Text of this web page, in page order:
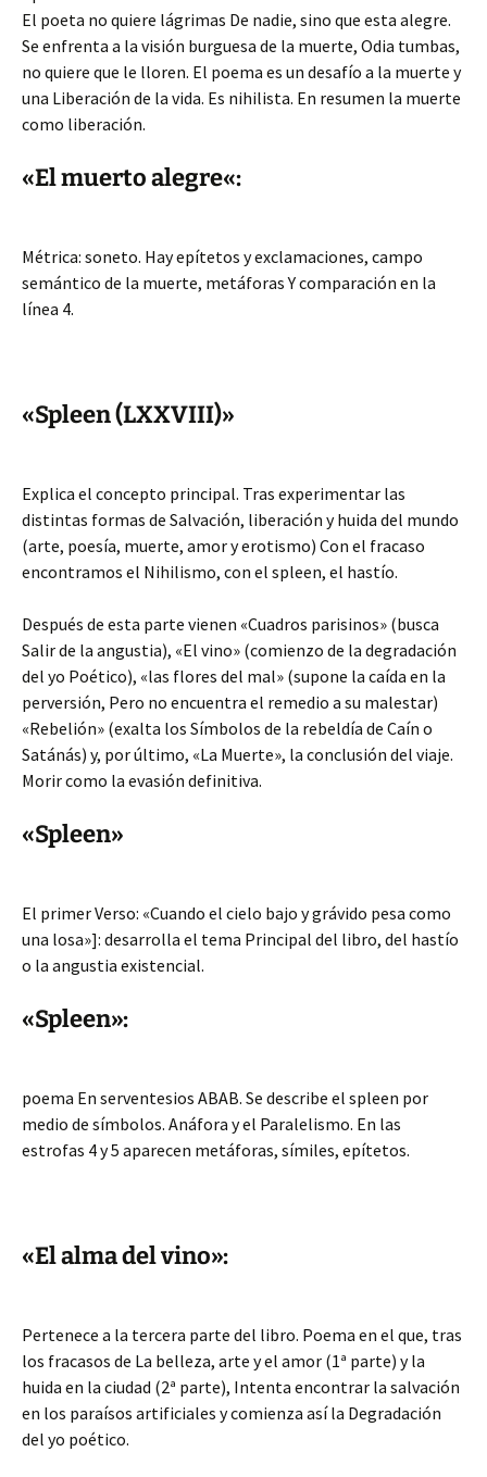
El poeta no quiere lágrimas De nadie, sino que esta alegre.
Se enfrenta a la visión burguesa de la muerte, Odia tumbas,
no quiere que le lloren. El poema es un desafío a la muerte y
una Liberación de la vida. Es nihilista. En resumen la muerte
como liberación.
«El muerto alegre«:
Métrica: soneto. Hay epítetos y exclamaciones, campo
semántico de la muerte, metáforas Y comparación en la
línea 4.
«Spleen (LXXVIII)»
Explica el concepto principal. Tras experimentar las
distintas formas de Salvación, liberación y huida del mundo
(arte, poesía, muerte, amor y erotismo) Con el fracaso
encontramos el Nihilismo, con el spleen, el hastío.
Después de esta parte vienen «Cuadros parisinos» (busca
Salir de la angustia), «El vino» (comienzo de la degradación
del yo Poético), «las flores del mal» (supone la caída en la
perversión, Pero no encuentra el remedio a su malestar)
«Rebelión» (exalta los Símbolos de la rebeldía de Caín o
Satánás) y, por último, «La Muerte», la conclusión del viaje.
Morir como la evasión definitiva.
«Spleen»
El primer Verso: «Cuando el cielo bajo y grávido pesa como
una losa»]: desarrolla el tema Principal del libro, del hastío
o la angustia existencial.
«Spleen»:
poema En serventesios ABAB. Se describe el spleen por
medio de símbolos. Anáfora y el Paralelismo. En las
estrofas 4 y 5 aparecen metáforas, símiles, epítetos.
«El alma del vino»:
Pertenece a la tercera parte del libro. Poema en el que, tras
los fracasos de La belleza, arte y el amor (1ª parte) y la
huida en la ciudad (2ª parte), Intenta encontrar la salvación
en los paraísos artificiales y comienza así la Degradación
del yo poético.